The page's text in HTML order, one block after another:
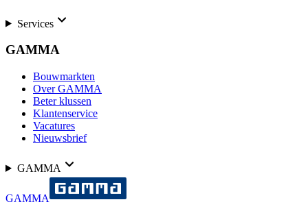
Services
GAMMA
Bouwmarkten
Over GAMMA
Beter klussen
Klantenservice
Vacatures
Nieuwsbrief
GAMMA
GAMMA